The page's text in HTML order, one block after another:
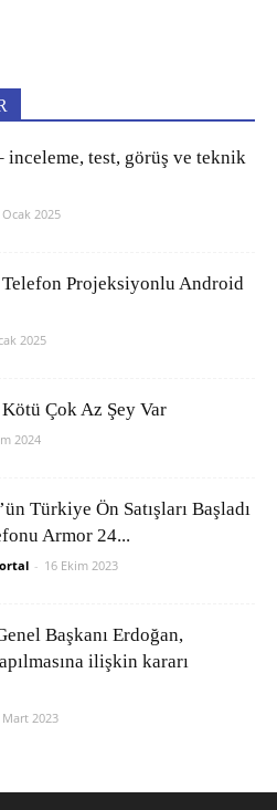
test, görüş ve teknik
Ocak 2025
Projeksiyonlu Android
2025
Kötü Çok Az Şey Var
2024
Türkiye Ön Satışları Başladı
Armor 24...
- 16 Ekim 2023
Başkanı Erdoğan,
ilişkin kararı
Mart 2023